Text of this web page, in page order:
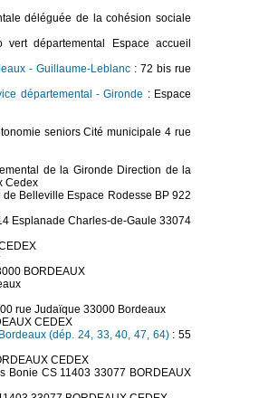
déléguée de la cohésion sociale
départemental Espace accueil
- Guillaume-Leblanc : 72 bis rue
départemental - Gironde : Espace
seniors Cité municipale 4 rue
de la Gironde Direction de la
Cedex
de Belleville Espace Rodesse BP 922
Esplanade Charles-de-Gaule 33074
BORDEAUX
rue Judaïque 33000 Bordeaux
CEDEX
(dép. 24, 33, 40, 47, 64): 55
CEDEX
Bonie CS 11403 33077 BORDEAUX